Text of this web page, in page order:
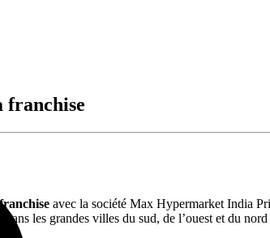
franchise
avec la société Max Hypermarket India
dans les grandes villes du sud, de l’ouest et du